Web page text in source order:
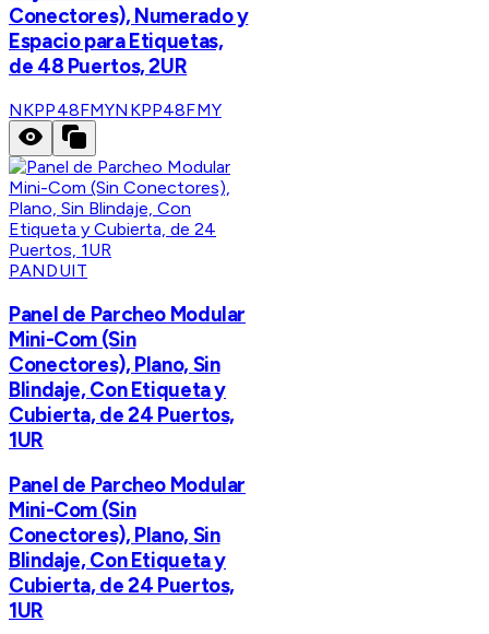
Conectores), Numerado y
Espacio para Etiquetas,
de 48 Puertos, 2UR
NKPP48FMYNKPP48FMY
PANDUIT
Panel de Parcheo Modular
Mini-Com (Sin
Conectores), Plano, Sin
Blindaje, Con Etiqueta y
Cubierta, de 24 Puertos,
1UR
Panel de Parcheo Modular
Mini-Com (Sin
Conectores), Plano, Sin
Blindaje, Con Etiqueta y
Cubierta, de 24 Puertos,
1UR